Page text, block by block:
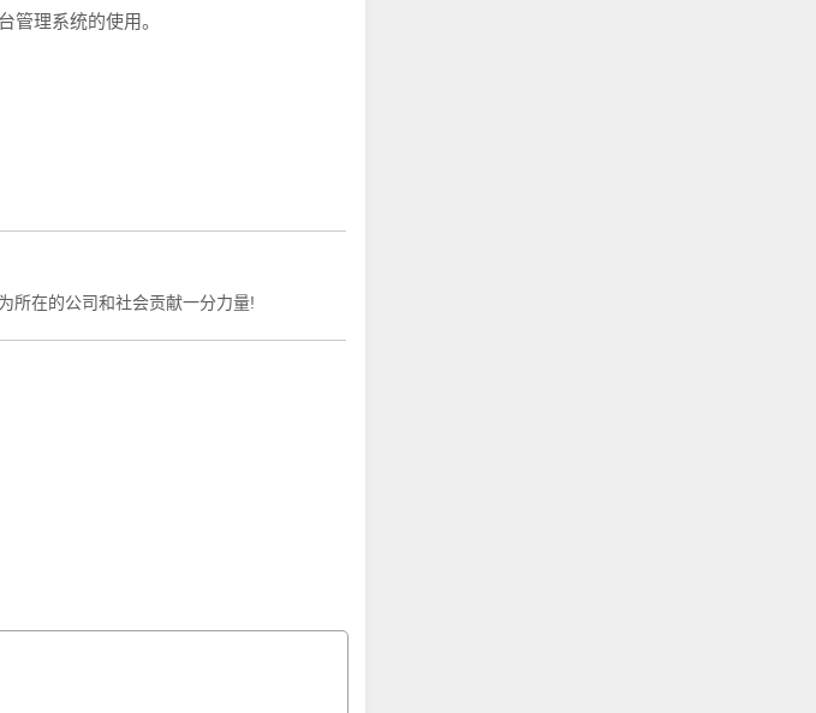
理系统的使用。
所在的公司和社会贡献一分力量!